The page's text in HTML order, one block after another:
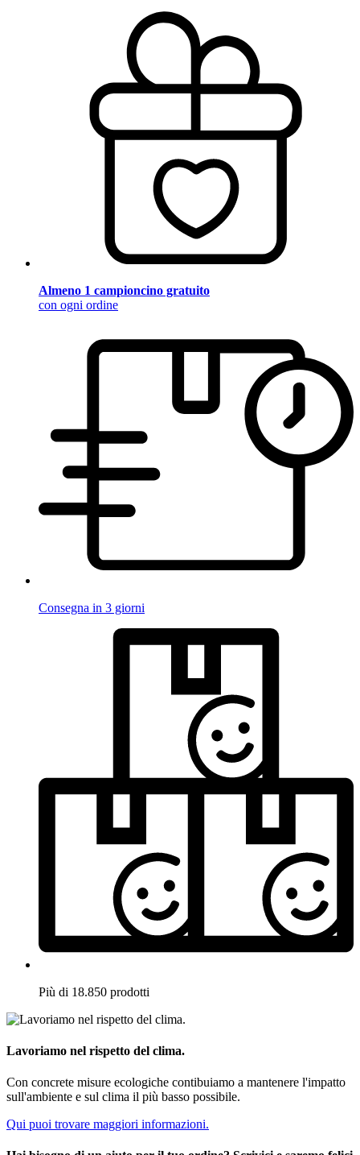
Almeno 1 campioncino gratuito
con ogni ordine
Consegna in 3 giorni
Più di 18.850 prodotti
Lavoriamo nel rispetto del clima.
Con concrete misure ecologiche contibuiamo a mantenere l'impatto
sull'ambiente e sul clima il più basso possibile.
Qui puoi trovare maggiori informazioni.